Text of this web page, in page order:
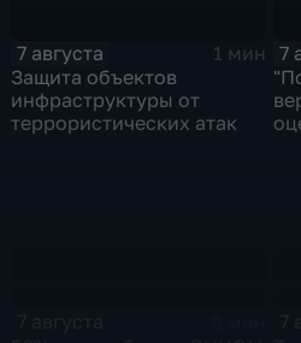
7 августа
1 мин
Защита объектов
инфраструктуры от
террористических атак
7